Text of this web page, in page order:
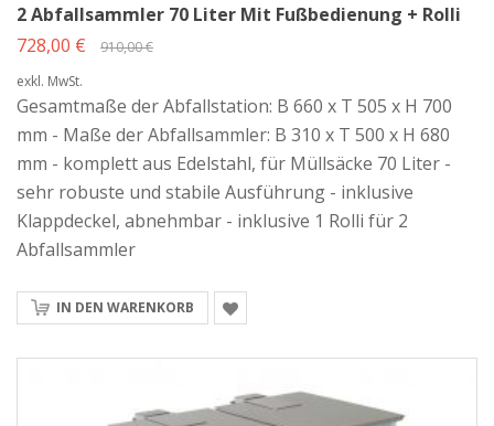
2 Abfallsammler 70 Liter Mit Fußbedienung + Rolli
728,00 €
910,00 €
exkl. MwSt.
Gesamtmaße der Abfallstation: B 660 x T 505 x H 700
mm - Maße der Abfallsammler: B 310 x T 500 x H 680
mm - komplett aus Edelstahl, für Müllsäcke 70 Liter -
sehr robuste und stabile Ausführung - inklusive
Klappdeckel, abnehmbar - inklusive 1 Rolli für 2
Abfallsammler
IN DEN WARENKORB